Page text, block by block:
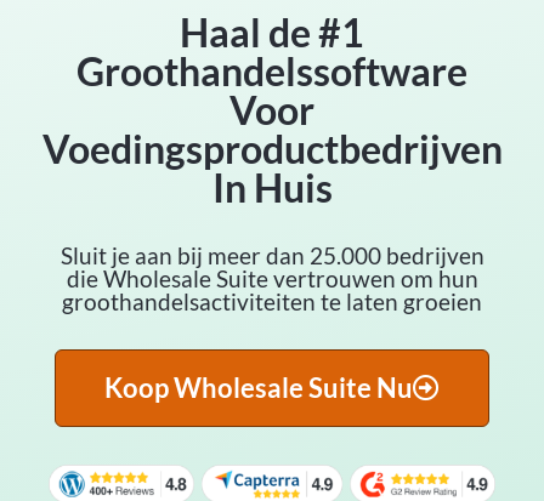
Haal de #1
Groothandelssoftware
Voor
Voedingsproductbedrijven
In Huis
Sluit je aan bij meer dan 25.000 bedrijven
die Wholesale Suite vertrouwen om hun
groothandelsactiviteiten te laten groeien
Koop Wholesale Suite Nu